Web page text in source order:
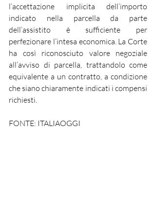
l’accettazione implicita dell’importo
indicato nella parcella da parte
dell’assistito è sufficiente per
perfezionare l’intesa economica. La Corte
ha così riconosciuto valore negoziale
all’avviso di parcella, trattandolo come
equivalente a un contratto, a condizione
che siano chiaramente indicati i compensi
richiesti.
FONTE: ITALIAOGGI